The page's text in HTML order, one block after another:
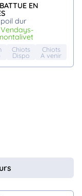
EN
dur
vendays-
Chiots
Dispo
Chiots
A venir